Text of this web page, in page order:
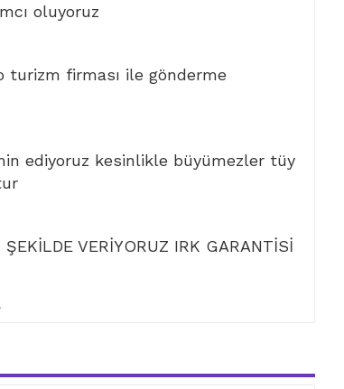
oluyoruz
turizm firması ile gönderme
ediyoruz kesinlikle büyümezler tüy
VERİYORUZ IRK GARANTİSİ